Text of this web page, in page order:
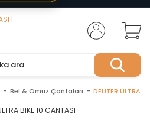
Bel & Omuz Çantaları DEUTER ULTRA